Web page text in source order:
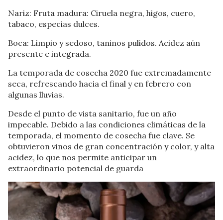
Nariz: Fruta madura: Ciruela negra, higos, cuero,
tabaco, especias dulces.
Boca: Limpio y sedoso, taninos pulidos. Acidez aún
presente e integrada.
La temporada de cosecha 2020 fue extremadamente
seca, refrescando hacia el final y en febrero con
algunas lluvias.
Desde el punto de vista sanitario, fue un año
impecable. Debido a las condiciones climáticas de la
temporada, el momento de cosecha fue clave. Se
obtuvieron vinos de gran concentración y color, y alta
acidez, lo que nos permite anticipar un
extraordinario potencial de guarda